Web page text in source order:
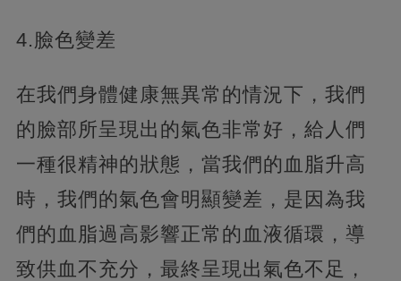
4.臉色變差
在我們身體健康無異常的情況下，我們
的臉部所呈現出的氣色非常好，給人們
一種很精神的狀態，當我們的血脂升高
時，我們的氣色會明顯變差，是因為我
們的血脂過高影響正常的血液循環，導
致供血不充分，最終呈現出氣色不足，